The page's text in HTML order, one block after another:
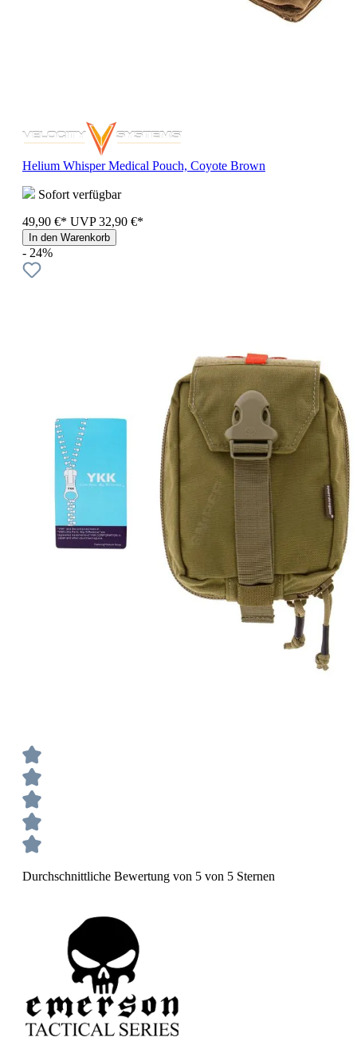
Helium Whisper Medical Pouch, Coyote Brown
Sofort verfügbar
49,90 €* UVP 32,90 €*
In den Warenkorb
- 24%
Durchschnittliche Bewertung von 5 von 5 Sternen